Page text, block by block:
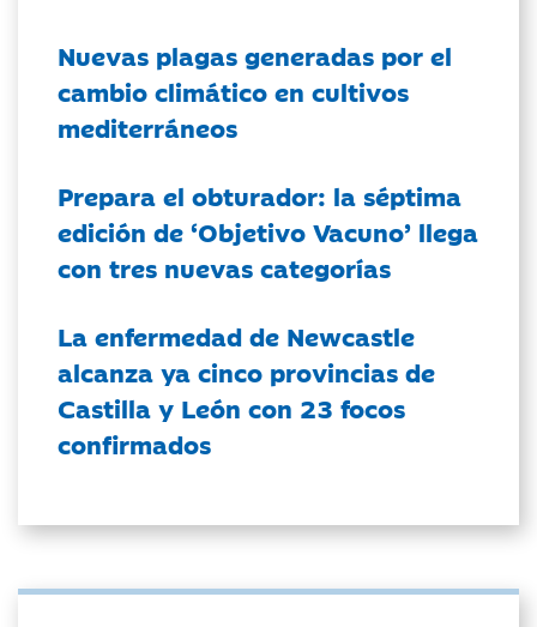
Nuevas plagas generadas por el
cambio climático en cultivos
mediterráneos
Prepara el obturador: la séptima
edición de ‘Objetivo Vacuno’ llega
con tres nuevas categorías
La enfermedad de Newcastle
alcanza ya cinco provincias de
Castilla y León con 23 focos
confirmados